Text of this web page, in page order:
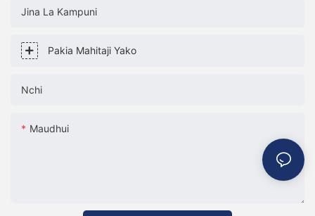
Jina La Kampuni
Pakia Mahitaji Yako
Nchi
Maudhui